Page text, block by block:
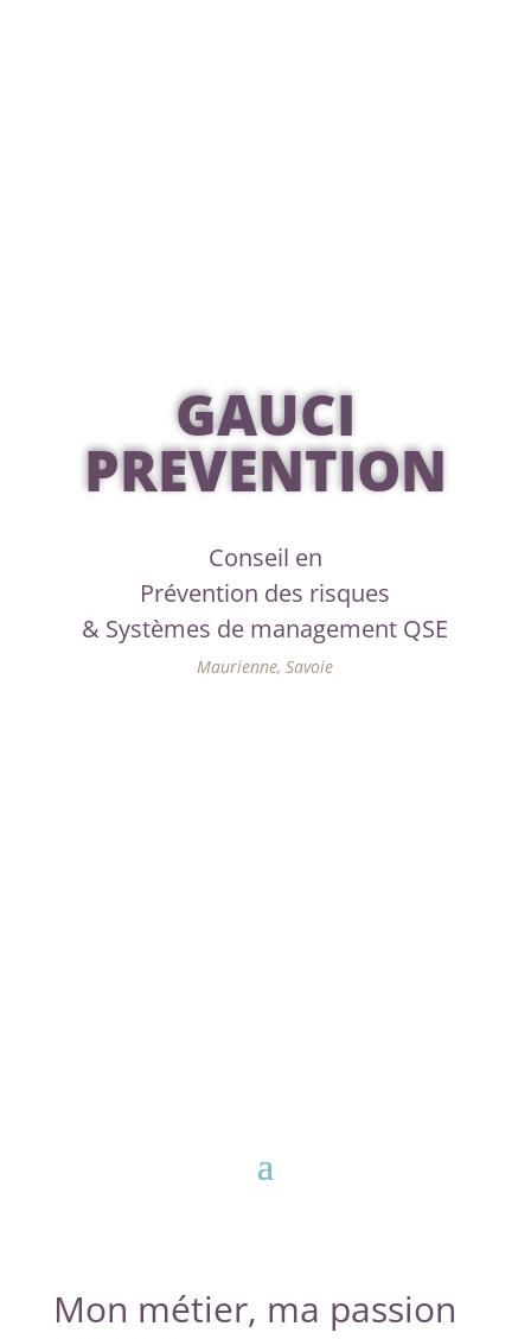
GAUCI
PREVENTION
Conseil en
Prévention des risques
& Systèmes de management QSE
Maurienne, Savoie
Mon métier, ma passion